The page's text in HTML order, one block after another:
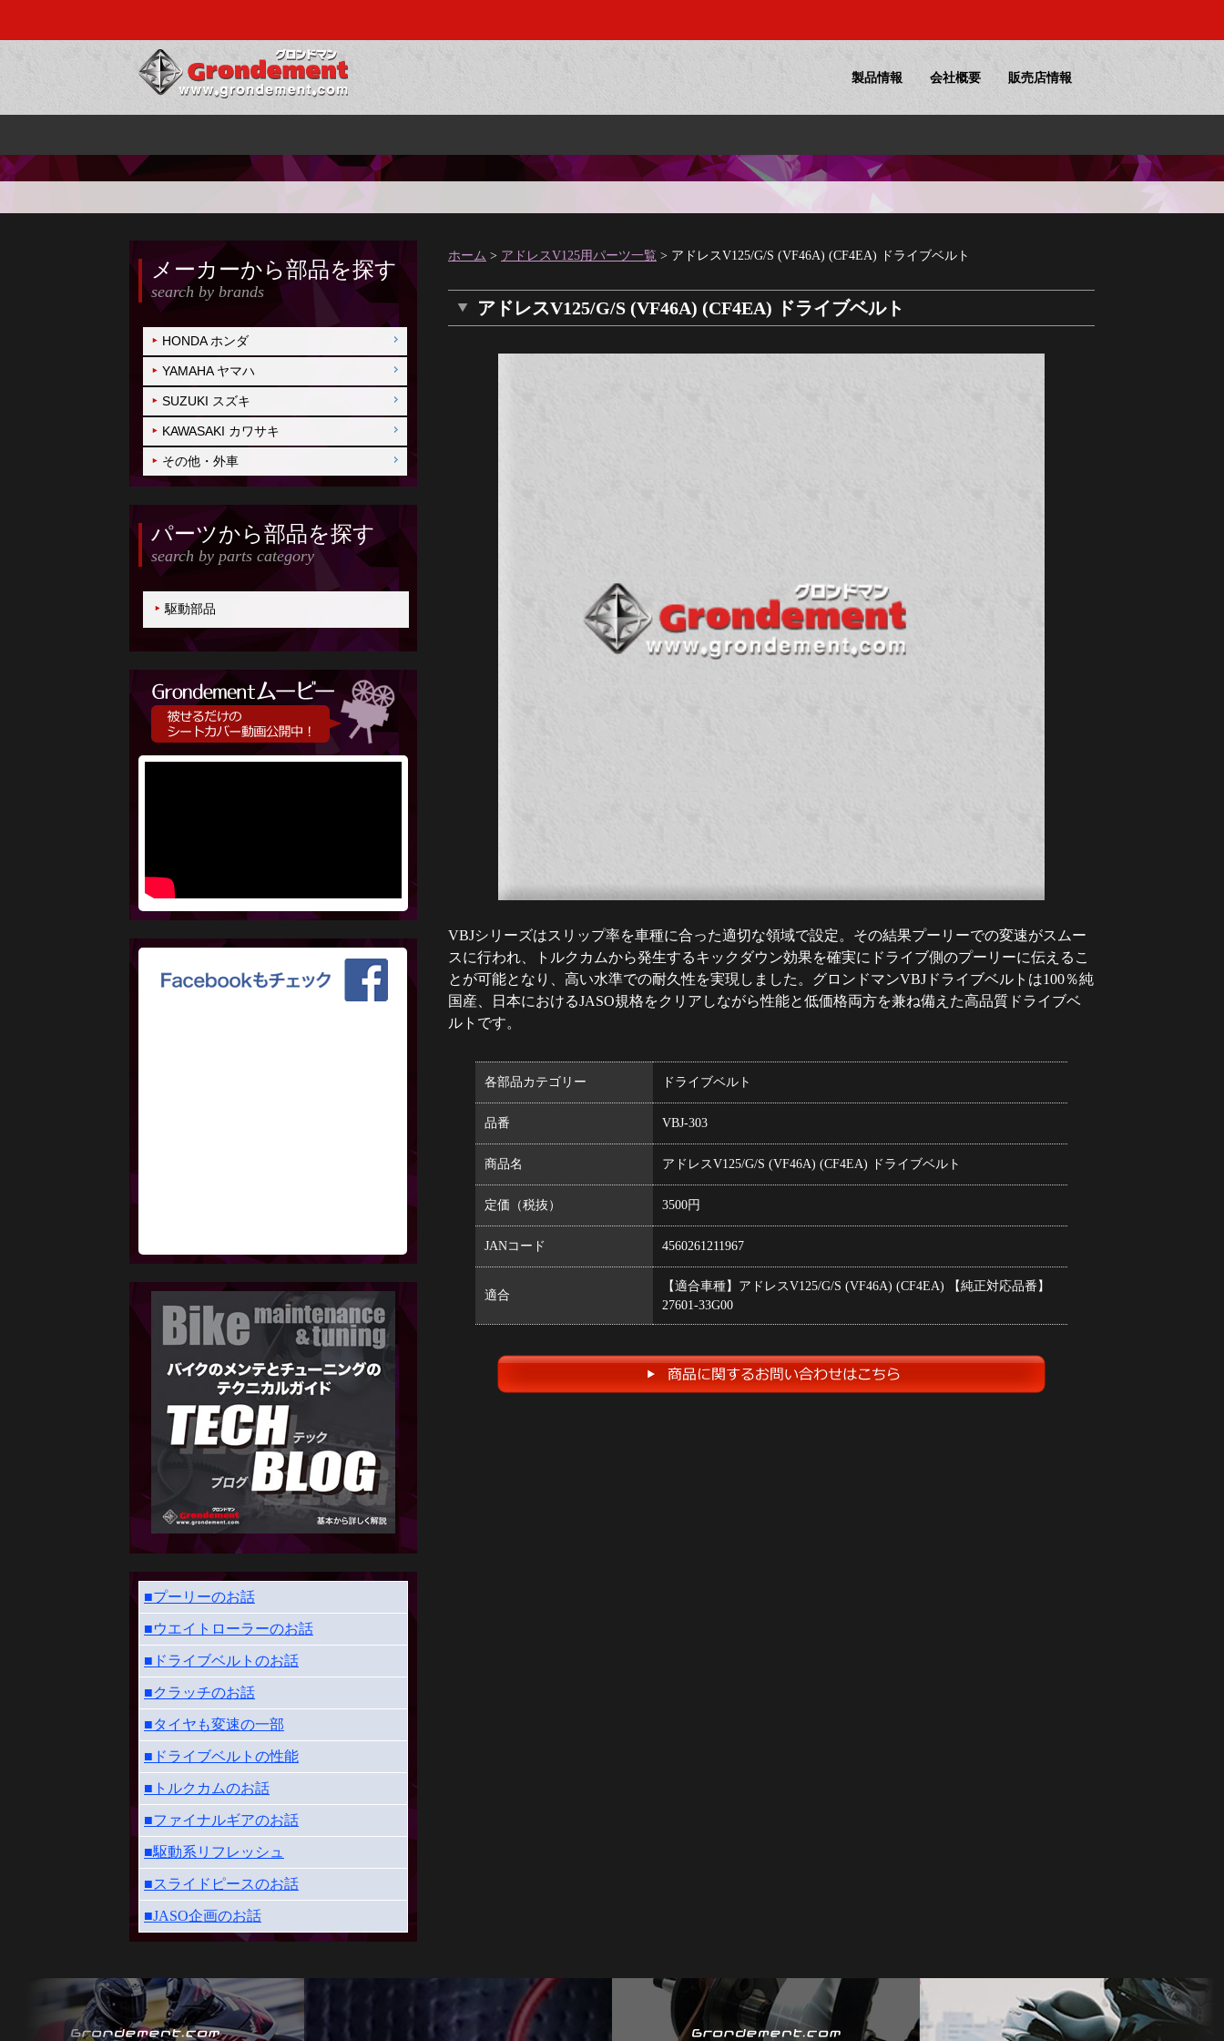
製品情報 会社概要 販売店情報
メーカーから部品を探す
search by brands
HONDA ホンダ
YAMAHA ヤマハ
SUZUKI スズキ
KAWASAKI カワサキ
その他・外車
パーツから部品を探す
search by parts category
駆動部品
■プーリーのお話
■ウエイトローラーのお話
■ドライブベルトのお話
■クラッチのお話
■タイヤも変速の一部
■ドライブベルトの性能
■トルクカムのお話
■ファイナルギアのお話
■駆動系リフレッシュ
■スライドピースのお話
■JASO企画のお話
ホーム > アドレスV125用パーツ一覧 > アドレスV125/G/S (VF46A) (CF4EA) ドライブベルト
アドレスV125/G/S (VF46A) (CF4EA) ドライブベルト
VBJシリーズはスリップ率を車種に合った適切な領域で設定。その結果プーリーでの変速がスムー
スに行われ、トルクカムから発生するキックダウン効果を確実にドライブ側のプーリーに伝えるこ
とが可能となり、高い水準での耐久性を実現しました。グロンドマンVBJドライブベルトは100％純
国産、日本におけるJASO規格をクリアしながら性能と低価格両方を兼ね備えた高品質ドライブベ
ルトです。
各部品カテゴリー ドライブベルト
品番 VBJ-303
商品名 アドレスV125/G/S (VF46A) (CF4EA) ドライブベルト
定価（税抜） 3500円
JANコード 4560261211967
適合
【適合車種】アドレスV125/G/S (VF46A) (CF4EA) 【純正対応品番】
27601-33G00